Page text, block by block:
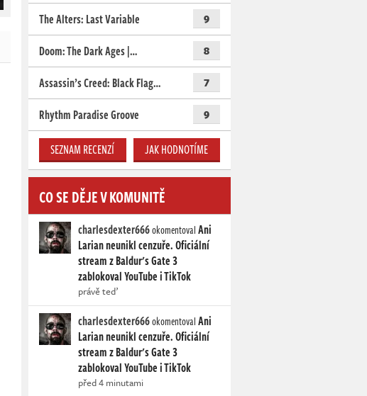
The Alters: Last Variable 9
Doom: The Dark Ages |… 8
Assassin’s Creed: Black Flag… 7
Rhythm Paradise Groove 9
SEZNAM RECENZÍ JAK HODNOTÍME
CO SE DĚJE V KOMUNITĚ
charlesdexter666okomentovalAni
Larian neunikl cenzuře. Oficiální
stream z Baldur's Gate 3
zablokoval YouTube i TikTok
právě teď
charlesdexter666okomentovalAni
Larian neunikl cenzuře. Oficiální
stream z Baldur's Gate 3
zablokoval YouTube i TikTok
před 4 minutami